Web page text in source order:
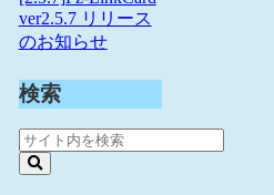
ver2.5.7 リリース
のお知らせ
検索